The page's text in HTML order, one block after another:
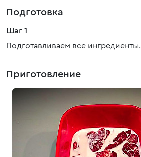
Подготовка
Шаг 1
Подготавливаем все ингредиенты.
Приготовление